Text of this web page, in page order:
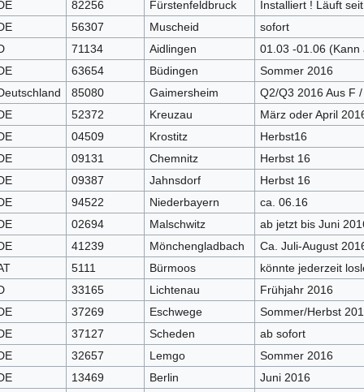
82256 Fürstenfeldbruck
Installiert ! Läuft
56307 Muscheid
sofort
71134 Aidlingen
01.03 -01.06 (Kann
63654 Büdingen
Sommer 2016
85080 Gaimersheim
Q2/Q3 2016 Aus F
52372 Kreuzau
März oder April
04509 Krostitz
Herbst16
09131 Chemnitz
Herbst 16
09387 Jahnsdorf
Herbst 16
94522 Niederbayern
ca. 06.16
02694 Malschwitz
ab jetzt bis Juni
41239 Mönchengladbach
Ca. Juli-August
5111 Bürmoos
könnte jederzeit
33165 Lichtenau
Frühjahr 2016
37269 Eschwege
Sommer/Herbst
37127 Scheden
ab sofort
32657 Lemgo
Sommer 2016
13469 Berlin
Juni 2016